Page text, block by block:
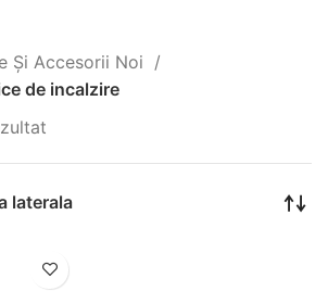
Și Accesorii Noi
de incalzire
laterala